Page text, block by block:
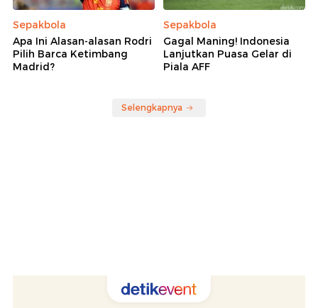
Sepakbola
Apa Ini Alasan-alasan Rodri
Pilih Barca Ketimbang
Madrid?
Sepakbola
Gagal Maning! Indonesia
Lanjutkan Puasa Gelar di
Piala AFF
Selengkapnya